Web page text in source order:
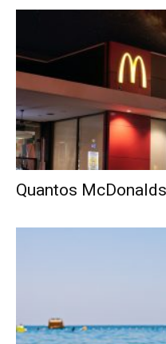
Quantos